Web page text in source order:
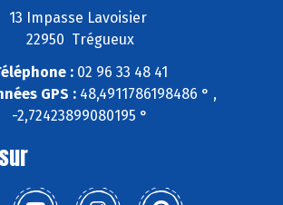
13 Impasse Lavoisier
22950 Trégueux
:02 96 33 48 41
GPS :48,4911786198486 ° ,
-2,72423899080195 °